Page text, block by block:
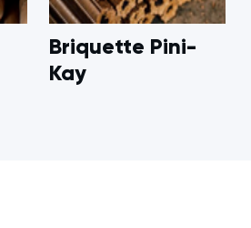
Briquette Pini-
Kay